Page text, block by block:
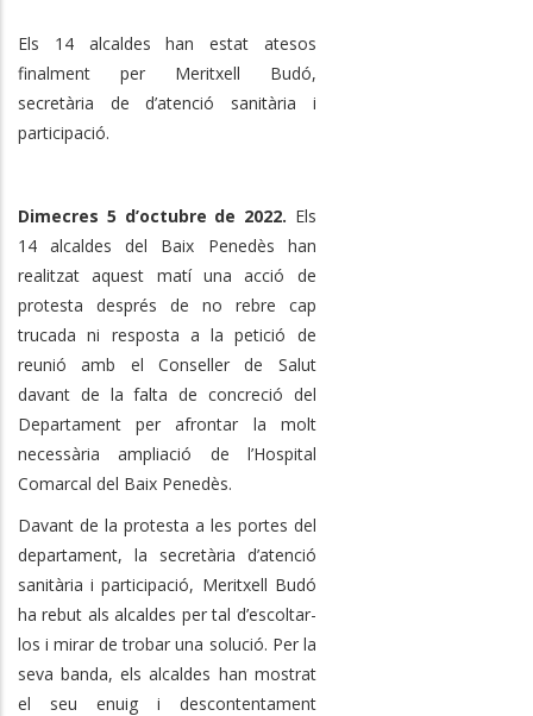
Els 14 alcaldes han estat atesos
finalment per Meritxell Budó,
secretària de d’atenció sanitària i
participació.
Dimecres 5 d’octubre de 2022. Els
14 alcaldes del Baix Penedès han
realitzat aquest matí una acció de
protesta després de no rebre cap
trucada ni resposta a la petició de
reunió amb el Conseller de Salut
davant de la falta de concreció del
Departament per afrontar la molt
necessària ampliació de l’Hospital
Comarcal del Baix Penedès.
Davant de la protesta a les portes del
departament, la secretària d’atenció
sanitària i participació, Meritxell Budó
ha rebut als alcaldes per tal d’escoltar-
los i mirar de trobar una solució. Per la
seva banda, els alcaldes han mostrat
el seu enuig i descontentament